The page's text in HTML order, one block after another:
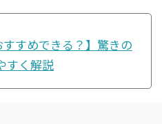
すめできる？】驚きの
すく解説